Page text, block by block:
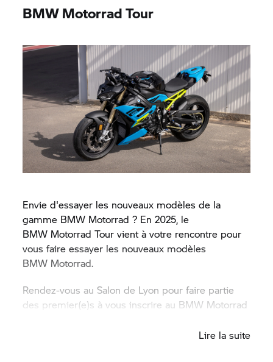
BMW MotorradTour
Envie d'essayer les nouveaux modèles de la
gamme BMW Motorrad ? En 2025, le
BMW Motorrad Tour vient à votre rencontre pour
vous faire essayer les nouveaux modèles
BMW Motorrad.
Rendez-vous au Salon de Lyon pour faire partie
des premier(e)s à vous inscrire au BMW Motorrad
Lire la suite